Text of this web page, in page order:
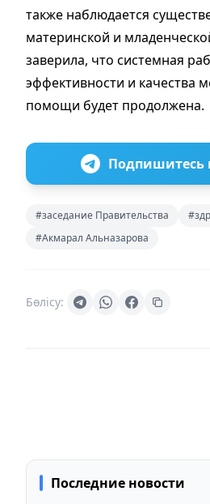
также наблюдается
материнской и
заверила, что системная
эффективности и качества
помощи будет продолжена.
Подпишитесь
#заседание Правительства
#Акмарал Альназарова
Бөлісу:
Последние новости